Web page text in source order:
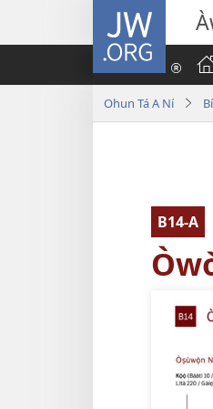
JW.ORG
Ohun Tá A Ní
B14-A